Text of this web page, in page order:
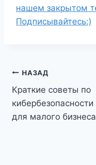
нашем закрытом
Подписывайтесь:)
Навигация
по
записям
НАЗАД
Краткие советы по
кибербезопасности
для малого бизнеса